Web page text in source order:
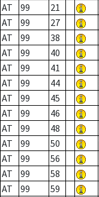
AT
99 21
AT
99 27
AT
99 38
AT
99 40
AT
99 41
AT
99 44
AT
99 45
AT
99 46
AT
99 48
AT
99 50
AT
99 56
AT
99 58
AT
99 59